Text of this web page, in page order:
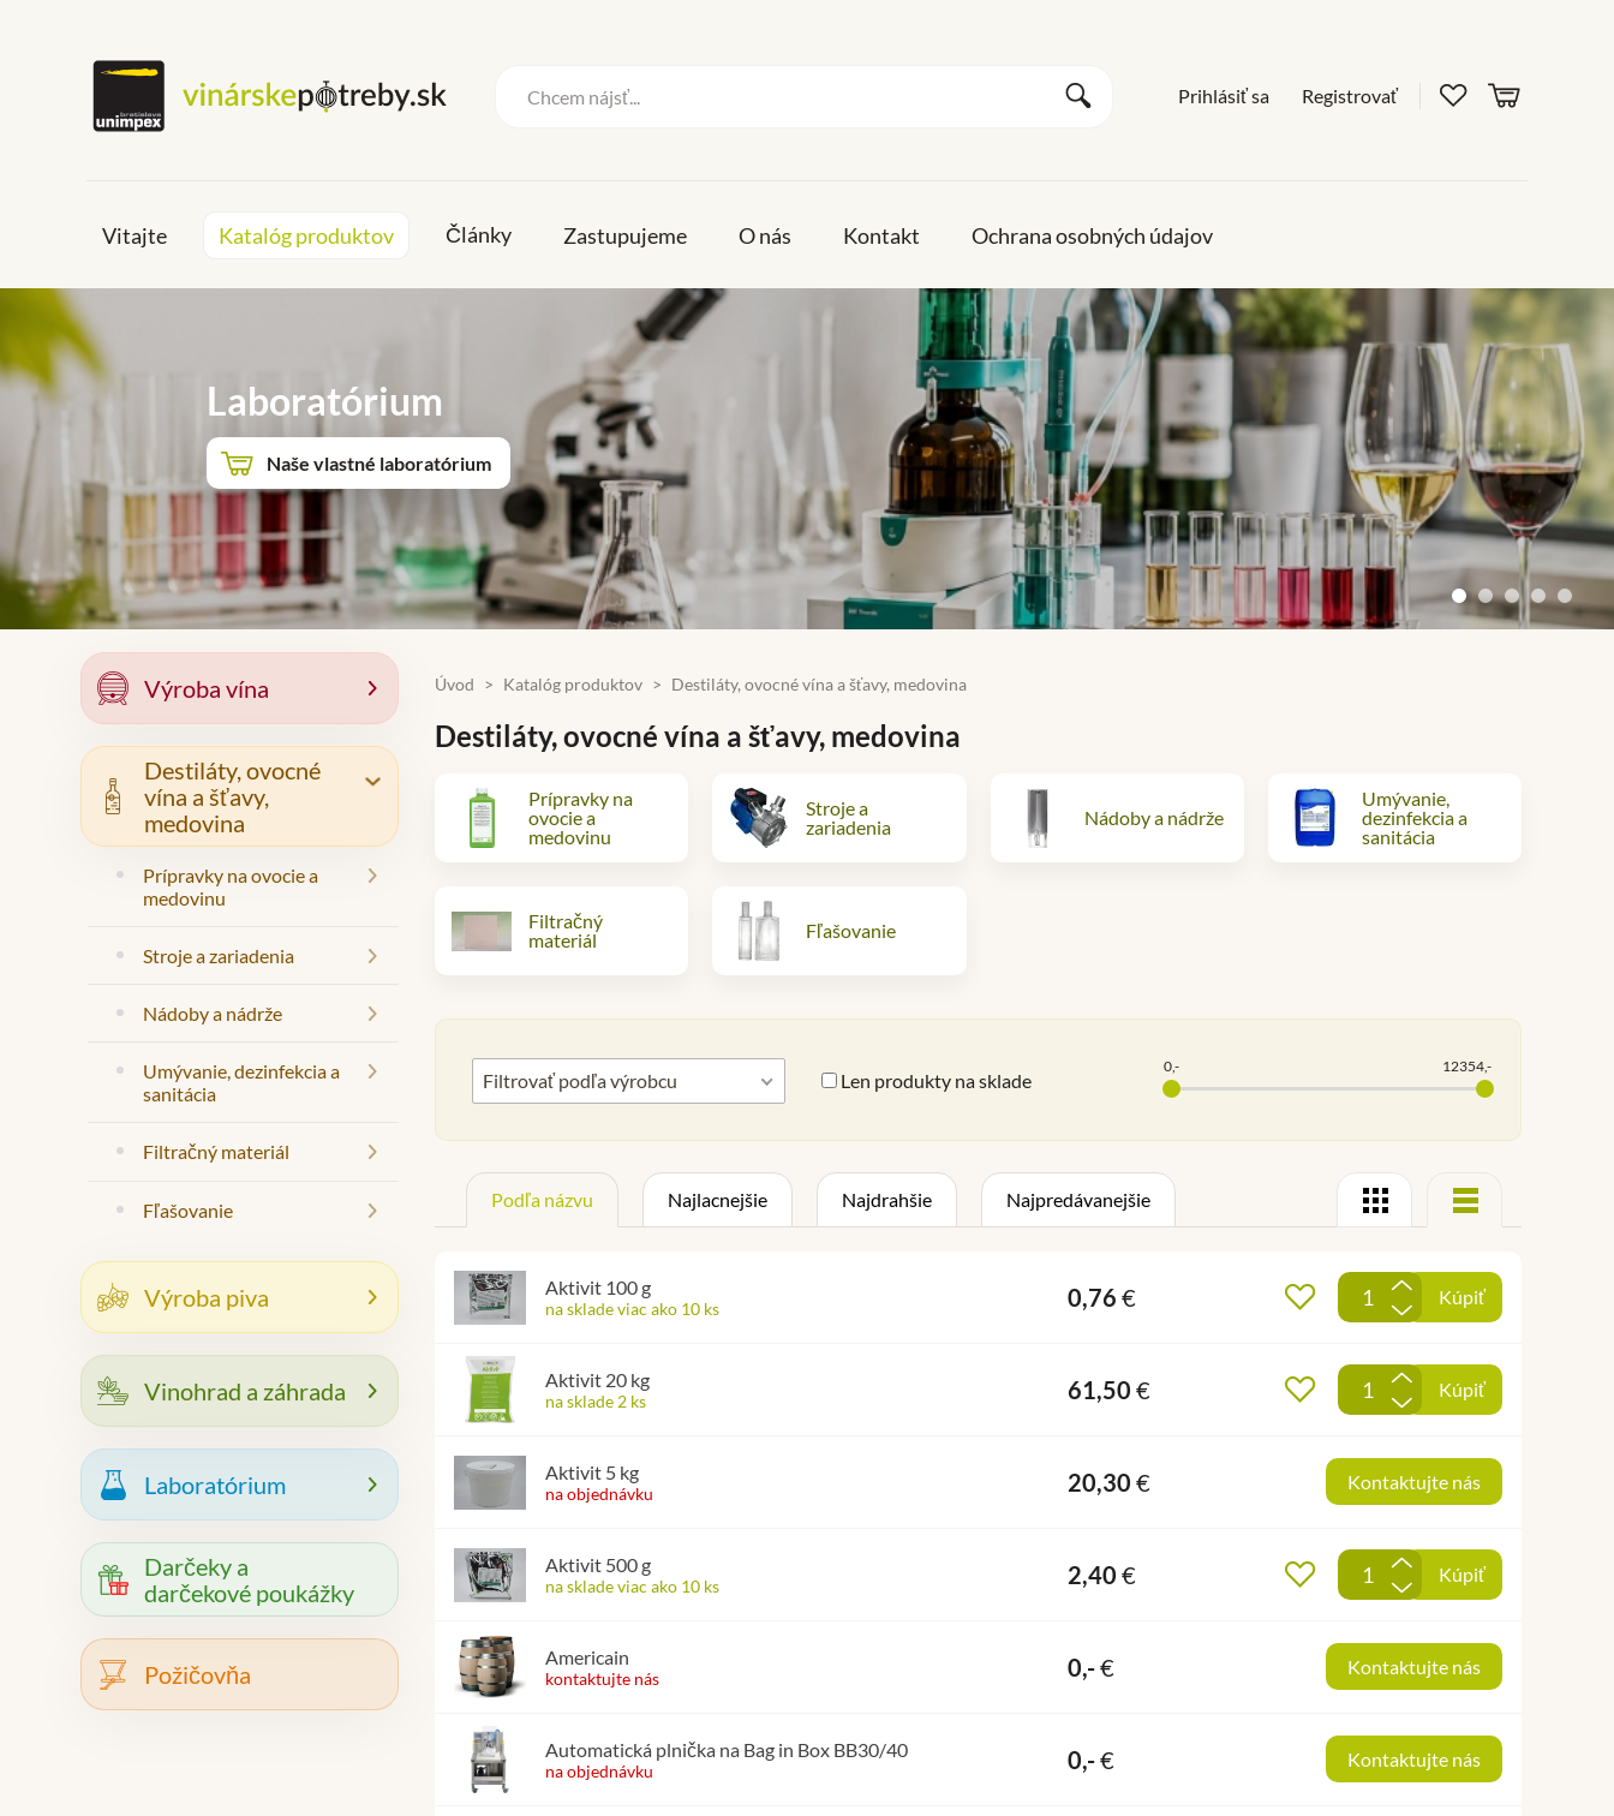
VyhľadaťPrihlásiť sa Registrovať Obľúbené
Vitajte Katalóg produktov Články Zastupujeme O nás Kontakt Ochrana osobných údajov
Laboratórium
Naše vlastné laboratórium
Výroba vína
Destiláty, ovocné
vína a šťavy,
medovina
Prípravky na ovocie a
medovinu
Stroje a zariadenia
Nádoby a nádrže
Umývanie, dezinfekcia a
sanitácia
Filtračný materiál
Fľašovanie
Výroba piva
Vinohrad a záhrada
Laboratórium
Darčeky a
darčekové poukážky
Požičovňa
Úvod Katalóg produktov Destiláty, ovocné vína a šťavy, medovina
Destiláty, ovocné vína a šťavy, medovina
Prípravky na
ovocie a
medovinu
Stroje a
zariadenia
Nádoby a nádrže
Umývanie,
dezinfekcia a
sanitácia
Filtračný
materiál
Fľašovanie
Filtrovať podľa výrobcu Len produkty na sklade
0,- 12354,-
Podľa názvu Najlacnejšie Najdrahšie Najpredávanejšie Mriežka
Aktivit 100 g
na sklade viac ako 10 ks 0,76 € Pridať do obľúbených
+
-
Kúpiť
Aktivit 20 kg
na sklade 2 ks 61,50 € Pridať do obľúbených
+
-
Kúpiť
Aktivit 5 kg
na objednávku 20,30 € Kontaktujte nás
Aktivit 500 g
na sklade viac ako 10 ks 2,40 € Pridať do obľúbených
+
-
Kúpiť
Americain
kontaktujte nás 0,-€ Kontaktujte nás
Automatická plnička na Bag in Box BB30/40
na objednávku 0,-€ Kontaktujte nás